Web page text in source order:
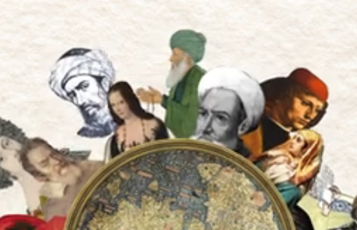
BOOK NOW →
LeavTours